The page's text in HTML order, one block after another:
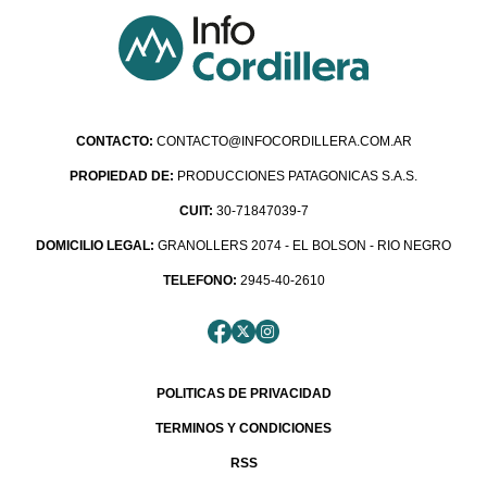
CONTACTO: CONTACTO@INFOCORDILLERA.COM.AR
PROPIEDAD DE: PRODUCCIONES PATAGONICAS S.A.S.
CUIT: 30-71847039-7
DOMICILIO LEGAL: GRANOLLERS 2074 - EL BOLSON - RIO NEGRO
TELEFONO: 2945-40-2610
POLITICAS DE PRIVACIDAD
TERMINOS Y CONDICIONES
RSS